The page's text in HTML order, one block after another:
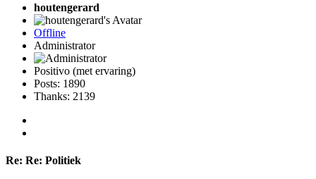
houtengerard
Offline
Administrator
Positivo (met ervaring)
Posts: 1890
Thanks: 2139
Re: Re: Politiek